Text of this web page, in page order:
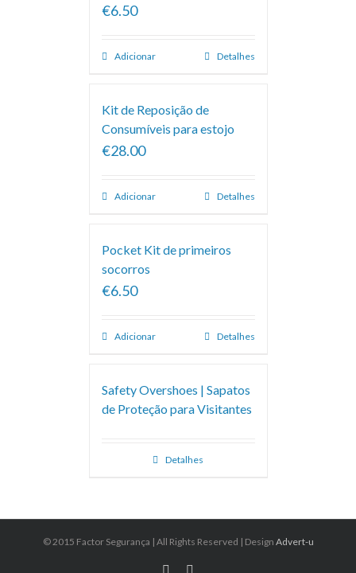
€6.50
Adicionar Detalhes
Kit de Reposição de
Consumíveis para estojo
€28.00
Adicionar Detalhes
Pocket Kit de primeiros
socorros
€6.50
Adicionar Detalhes
Safety Overshoes | Sapatos
de Proteção para Visitantes
Detalhes
© 2015 Factor Segurança | All Rights Reserved | Design Advert-u